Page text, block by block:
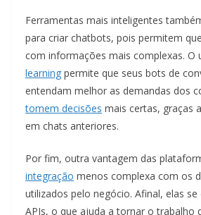
Ferramentas mais inteligentes
para criar chatbots, pois permitem
com informações mais complexas. O
learning permite que seus bots de
entendam melhor as demandas dos
tomem decisões mais certas, graças
em chats anteriores.
Por fim, outra vantagem das
integração menos complexa com os
utilizados pelo negócio. Afinal, elas
APIs, o que ajuda a tornar o trabalho